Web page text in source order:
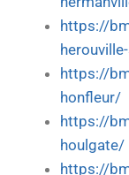
https://
https://
honfleur/
https://
houlgate/
https://